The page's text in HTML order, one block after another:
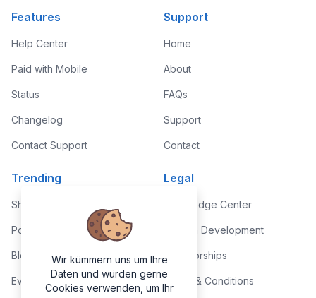
Features
Help Center
Paid with Mobile
Status
Changelog
Contact Support
Support
Home
About
FAQs
Support
Contact
Trending
Shop
Portfolio
Blog
Events
Legal
Knowledge Center
Custom Development
Sponsorships
Terms & Conditions
Wir kümmern uns um Ihre
Daten und würden gerne
Cookies verwenden, um Ihr